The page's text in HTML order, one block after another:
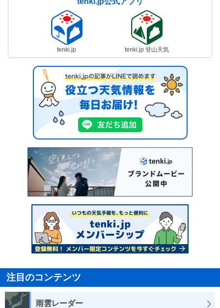
tenki.jp tenki.jp 登山天気
注目のコンテンツ
雨雲レーダー